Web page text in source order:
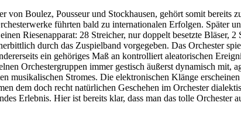
von Boulez, Pousseur und Stockhausen, gehört somit bereits
führten bald zu internationalen Erfolgen. Später
Riesenapparat: 28 Streicher, nur doppelt besetzte Bläser,
durch das Zuspielband vorgegeben. Das Orchester
ein gehöriges Maß an kontrolliert aleatorischen
Orchestergruppen immer gestisch äußerst dynamisch mit,
musikalischen Stromes. Die elektronischen Klänge
dem doch recht natürlichen Geschehen im Orchester
Erlebnis. Hier ist bereits klar, dass man das tolle Orchester